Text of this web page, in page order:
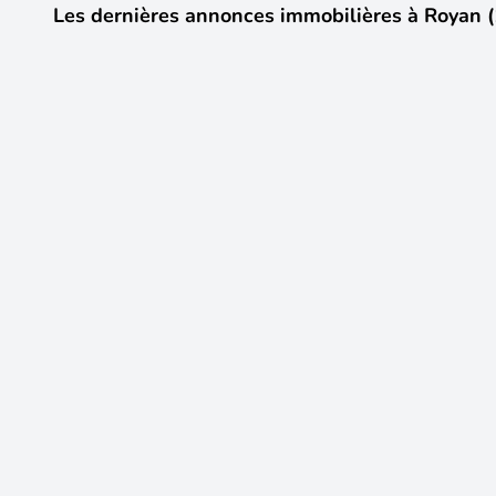
Les dernières annonces immobilières à Royan